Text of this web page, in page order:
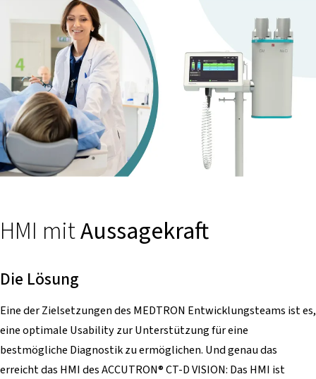
HMI mitAussagekraft
Die Lösung
Eine der Zielsetzungen des MEDTRON Entwicklungsteams ist es,
eine optimale Usability zur Unterstützung für eine
bestmögliche Diagnostik zu ermöglichen. Und genau das
erreicht das HMI des ACCUTRON® CT-D VISION: Das HMI ist